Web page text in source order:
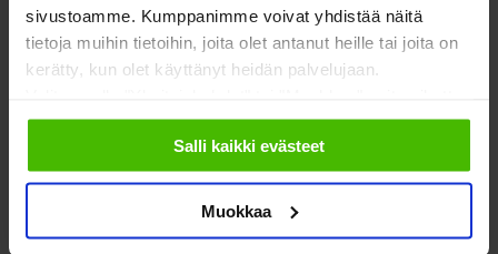
sivustoamme. Kumppanimme voivat yhdistää näitä
tietoja muihin tietoihin, joita olet antanut heille tai joita on
kerätty, kun olet käyttänyt heidän palvelujaan.
sallimiisi evästeisiin.
Salli kaikki evästeet
Muokkaa
ainakin osittain lopettaneet ratkaisemasta ongelmia sillä
maalais- tai kaupunkilaisjärjellä? Sillä järjellä, jolla on
tilastojen valossa saavutettu nuuka, mutta onnellinen
koska tuon tutkimuksen mukaan vastikesaamiset ovat
vain maltillisessa nousussa. Onpa suurin osa taloyhtiöistä
varautunut vielä tähän hullutukseen antamalla